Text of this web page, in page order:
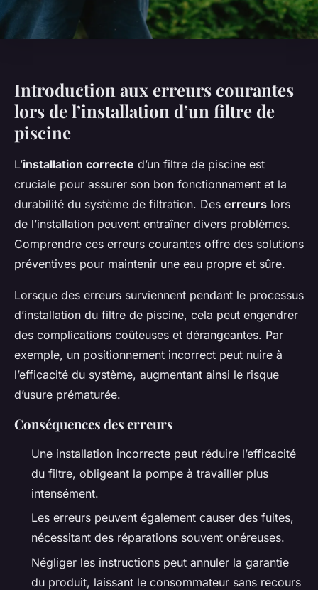
Introduction aux erreurs courantes
lors de l’installation d’un filtre de
piscine
L’installation correcte d’un filtre de piscine est
cruciale pour assurer son bon fonctionnement et la
durabilité du système de filtration. Des erreurs lors
de l’installation peuvent entraîner divers problèmes.
Comprendre ces erreurs courantes offre des solutions
préventives pour maintenir une eau propre et sûre.
Lorsque des erreurs surviennent pendant le processus
d’installation du filtre de piscine, cela peut engendrer
des complications coûteuses et dérangeantes. Par
exemple, un positionnement incorrect peut nuire à
l’efficacité du système, augmentant ainsi le risque
d’usure prématurée.
Conséquences des erreurs
Une installation incorrecte peut réduire l’efficacité
du filtre, obligeant la pompe à travailler plus
intensément.
Les erreurs peuvent également causer des fuites,
nécessitant des réparations souvent onéreuses.
Négliger les instructions peut annuler la garantie
du produit, laissant le consommateur sans recours